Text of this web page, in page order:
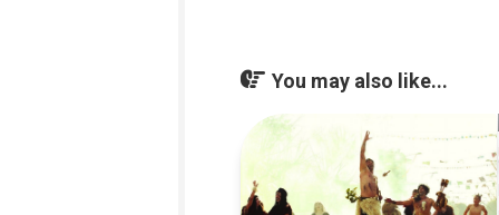
You may also like...